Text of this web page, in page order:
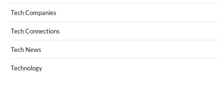
Tech Companies
Tech Connections
Tech News
Technology